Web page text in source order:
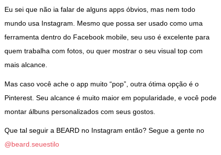
Eu sei que não ia falar de alguns apps óbvios, mas nem todo
mundo usa Instagram. Mesmo que possa ser usado como uma
ferramenta dentro do Facebook mobile, seu uso é excelente para
quem trabalha com fotos, ou quer mostrar o seu visual top com
mais alcance.
Mas caso você ache o app muito “pop”, outra ótima opção é o
Pinterest. Seu alcance é muito maior em popularidade, e você pode
montar álbuns personalizados com seus gostos.
Que tal seguir a BEARD no Instagram então? Segue a gente no
@beard.seuestilo